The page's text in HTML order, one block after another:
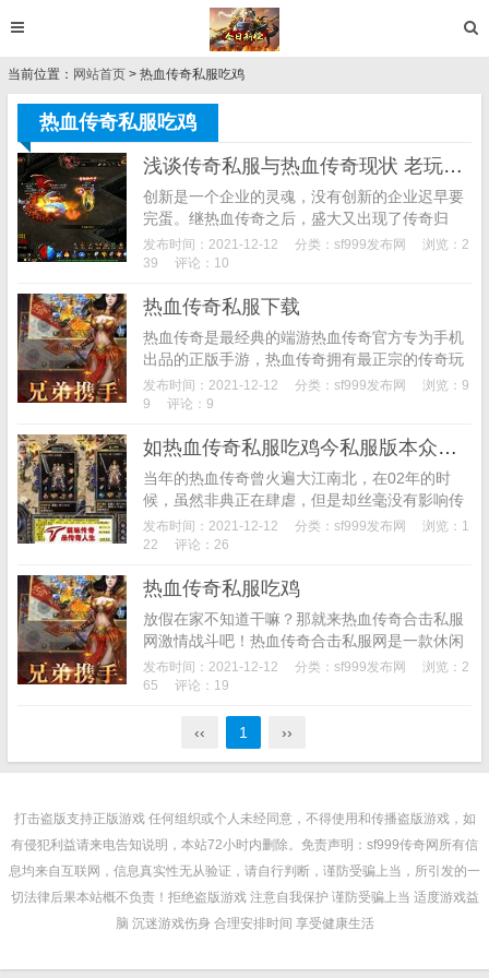
当前位置： 网站首页 > 热血传奇私服吃鸡
热血传奇私服吃鸡
浅谈传奇私服与热血传奇现状 老玩家有话说
创新是一个企业的灵魂，没有创新的企业迟早要
完蛋。继热血传奇之后，盛大又出现了传奇归
来、传奇永恒、传奇3、传奇世界等游戏，不过
让人遗憾的是每一个版本里面都会出现外挂的身
发布时间：2021-12-12 分类： sf999发布网
浏览：2
39
评论：10
热血传奇私服下载
热血传奇是最经典的端游热血传奇官方专为手机
出品的正版手游，热血传奇拥有最正宗的传奇玩
法，最正典的画面，血浴比奇，英雄再见，下载
热血传奇让我们一起重温传奇的乐趣吧。热血传
发布时间：2021-12-12 分类： sf999发布网
浏览：9
9
评论：9
如热血传奇私服吃鸡今私服版本众多 但依旧是这3大版本最受老玩家欢迎
当年的热血传奇曾火遍大江南北，在02年的时
候，虽然非典正在肆虐，但是却丝毫没有影响传
奇的壮大。现在的LOL和吃鸡跟曾经的热血传奇
相比，简直太弱鸡了。火爆程度刷新了国内游戏
发布时间：2021-12-12 分类： sf999发布网
浏览：1
22
评论：26
热血传奇私服吃鸡
放假在家不知道干嘛？那就来热血传奇合击私服
网激情战斗吧！热血传奇合击私服网是一款休闲
传奇，在热血传奇合击私服网中加入了最新的挂
机系统，玩时自动捡宝物，不玩了还有秘书帮你
发布时间：2021-12-12 分类： sf999发布网
浏览：2
65
评论：19
‹‹ 1 ››
打击盗版支持正版游戏 任何组织或个人未经同意，不得使用和传播盗版游戏，如
有侵犯利益请来电告知说明，本站72小时内删除。免责声明：sf999传奇网所有信
息均来自互联网，信息真实性无从验证，请自行判断，谨防受骗上当，所引发的一
切法律后果本站概不负责！拒绝盗版游戏 注意自我保护 谨防受骗上当 适度游戏益
脑 沉迷游戏伤身 合理安排时间 享受健康生活